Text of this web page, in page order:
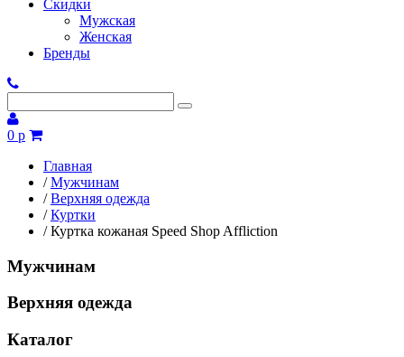
Скидки
Мужская
Женская
Бренды
0 р
Главная
/ Мужчинам
/ Верхняя одежда
/ Куртки
/ Куртка кожаная Speed Shop Affliction
Мужчинам
Верхняя одежда
Каталог